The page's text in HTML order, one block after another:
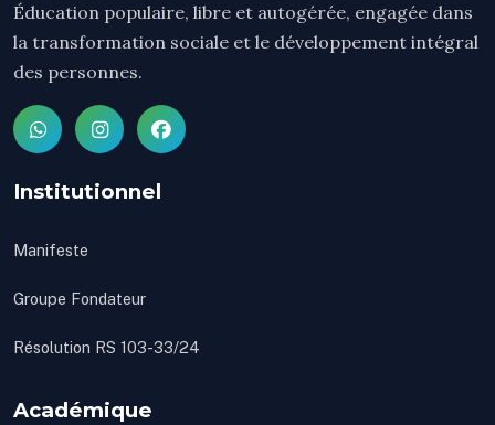
Éducation populaire, libre et autogérée, engagée dans
la transformation sociale et le développement intégral
des personnes.
Institutionnel
Manifeste
Groupe Fondateur
Résolution RS 103-33/24
Académique